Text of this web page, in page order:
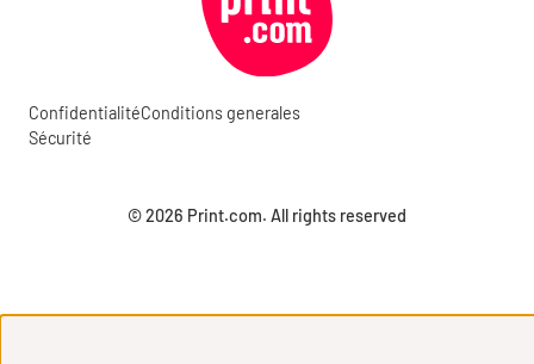
© 2026 Print.com. All rights reserved
ConfidentialitéConditions generales
Sécurité